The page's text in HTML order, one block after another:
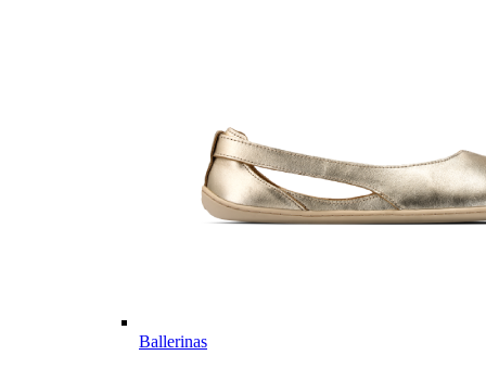
Ballerinas